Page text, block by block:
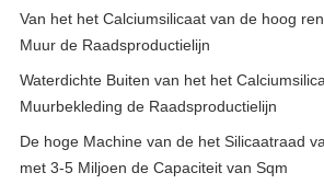
Van het het Calciumsilicaat van de hoog
Muur de Raadsproductielijn
Waterdichte Buiten van het het
Muurbekleding de Raadsproductielijn
De hoge Machine van de het Silicaatraad
met 3-5 Miljoen de Capaciteit van Sqm